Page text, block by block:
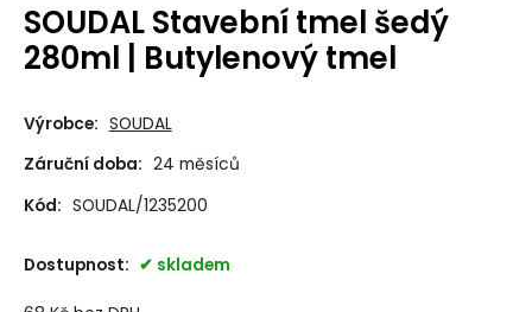
SOUDAL Stavební tmel šedý
280ml | Butylenový tmel
Výrobce: SOUDAL
Záruční doba: 24 měsíců
Kód: SOUDAL/1235200
Dostupnost: skladem